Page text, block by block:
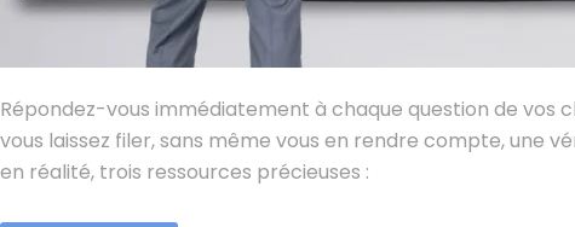
Répondez-vous immédiatement à chaque question de vos
vous laissez filer, sans même vous en rendre compte, une
en réalité, trois ressources précieuses :